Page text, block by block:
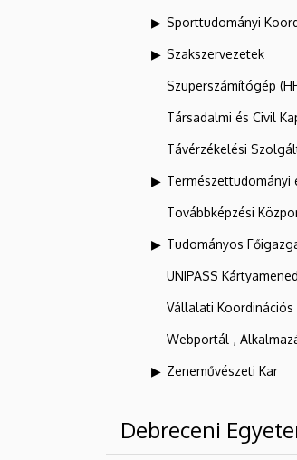
Sporttudományi
Szakszervezetek
Szuperszámítógép
Társadalmi és Civil
Távérzékelési
Természettudományi
Továbbképzési
Tudományos
UNIPASS
Vállalati Koordinációs
Webportál-,
Zeneművészeti Kar
Debreceni